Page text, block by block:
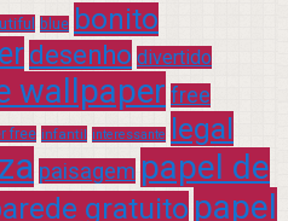
blue bonito
desenho divertido
wallpaper free
free infantil interessante legal
paisagem papel de
gratuito papel